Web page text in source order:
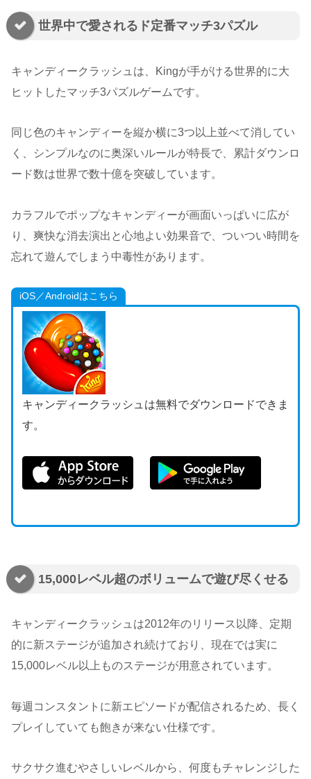
世界中で愛されるド定番マッチ3パズル
キャンディークラッシュは、Kingが手がける世界的に大
ヒットしたマッチ3パズルゲームです。
同じ色のキャンディーを縦か横に3つ以上並べて消してい
く、シンプルなのに奥深いルールが特長で、累計ダウンロ
ード数は世界で数十億を突破しています。
カラフルでポップなキャンディーが画面いっぱいに広が
り、爽快な消去演出と心地よい効果音で、ついつい時間を
忘れて遊んでしまう中毒性があります。
iOS／Androidはこちら
キャンディークラッシュは無料でダウンロードできま
す。
15,000レベル超のボリュームで遊び尽くせる
キャンディークラッシュは2012年のリリース以降、定期
的に新ステージが追加され続けており、現在では実に
15,000レベル以上ものステージが用意されています。
毎週コンスタントに新エピソードが配信されるため、長く
プレイしていても飽きが来ない仕様です。
サクサク進むやさしいレベルから、何度もチャレンジした